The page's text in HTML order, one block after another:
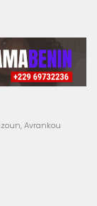
Avrankou